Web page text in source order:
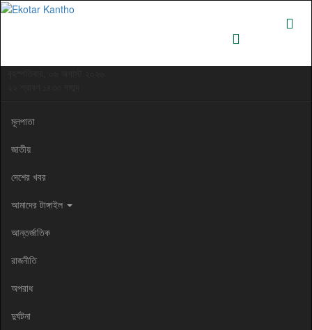
মূলপাতা
জাতীয়
দেশের খবর
আমাদের টাঙ্গাইল
আন্তর্জাতিক
রাজনীতি
অপরাধ
দুর্ঘটনা